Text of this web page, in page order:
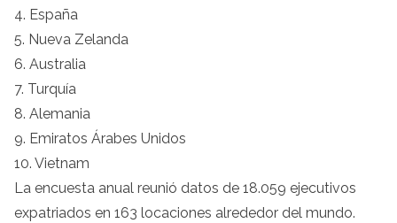
4. España
5. Nueva Zelanda
6. Australia
7. Turquía
8. Alemania
9. Emiratos Árabes Unidos
10. Vietnam
La encuesta anual reunió datos de 18.059 ejecutivos
expatriados en 163 locaciones alrededor del mundo.